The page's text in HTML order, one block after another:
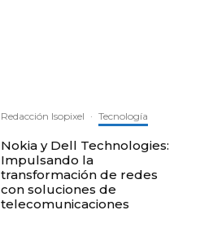
Redacción Isopixel · Tecnología
Nokia y Dell Technologies:
Impulsando la
transformación de redes
con soluciones de
telecomunicaciones